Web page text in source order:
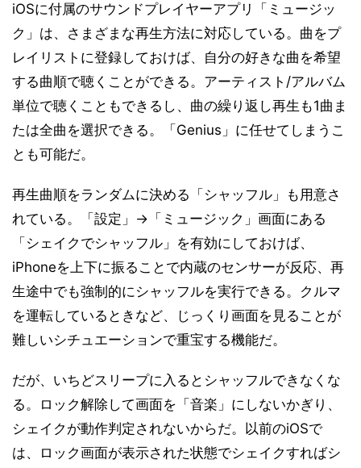
iOSに付属のサウンドプレイヤーアプリ「ミュージッ
ク」は、さまざまな再生方法に対応している。曲をプ
レイリストに登録しておけば、自分の好きな曲を希望
する曲順で聴くことができる。アーティスト/アルバム
単位で聴くこともできるし、曲の繰り返し再生も1曲ま
たは全曲を選択できる。「Genius」に任せてしまうこ
とも可能だ。
再生曲順をランダムに決める「シャッフル」も用意さ
れている。「設定」→「ミュージック」画面にある
「シェイクでシャッフル」を有効にしておけば、
iPhoneを上下に振ることで内蔵のセンサーが反応、再
生途中でも強制的にシャッフルを実行できる。クルマ
を運転しているときなど、じっくり画面を見ることが
難しいシチュエーションで重宝する機能だ。
だが、いちどスリープに入るとシャッフルできなくな
る。ロック解除して画面を「音楽」にしないかぎり、
シェイクが動作判定されないからだ。以前のiOSで
は、ロック画面が表示された状態でシェイクすればシ